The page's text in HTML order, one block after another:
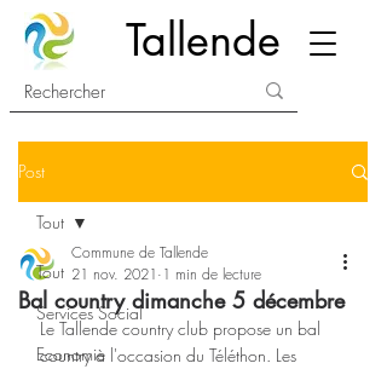
Tallende
Post
Tout
Services Social
Economie
Tout
Bal country dimanche 5 décembre
Commune de Tallende
21 nov. 2021 1 min de lecture
Le Tallende country club propose un bal
country à l'occasion du Téléthon. Les